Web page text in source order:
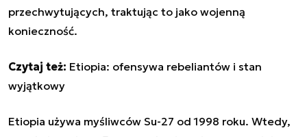
przechwytujących, traktując to jako wojenną
konieczność.
Czytaj też: Etiopia: ofensywa rebeliantów i stan
wyjątkowy
Etiopia używa myśliwców Su-27 od 1998 roku. Wtedy,